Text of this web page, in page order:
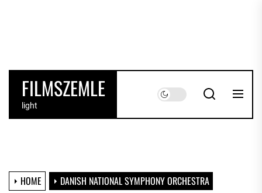
FILMSZEMLE
light
HOME DANISH NATIONAL SYMPHONY ORCHESTRA